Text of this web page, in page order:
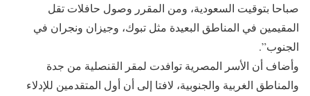
صباحا بتوقيت السعودية، ومن المقرر وصول حافلات تقل
المقيمين في المناطق البعيدة مثل تبوك، وجيزان ونجران في
الجنوب”.
وأضاف أن الأسر المصرية توافدت لمقر القنصلية من جدة
والمناطق الغربية والجنوبية، لافتا إلى أن أول المتقدمين للإدلاء